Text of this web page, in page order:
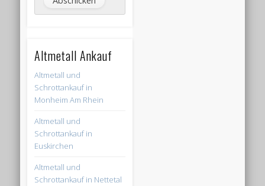
Altmetall Ankauf
Altmetall und
Schrottankauf in
Monheim Am Rhein
Altmetall und
Schrottankauf in
Euskirchen
Altmetall und
Schrottankauf in Nettetal